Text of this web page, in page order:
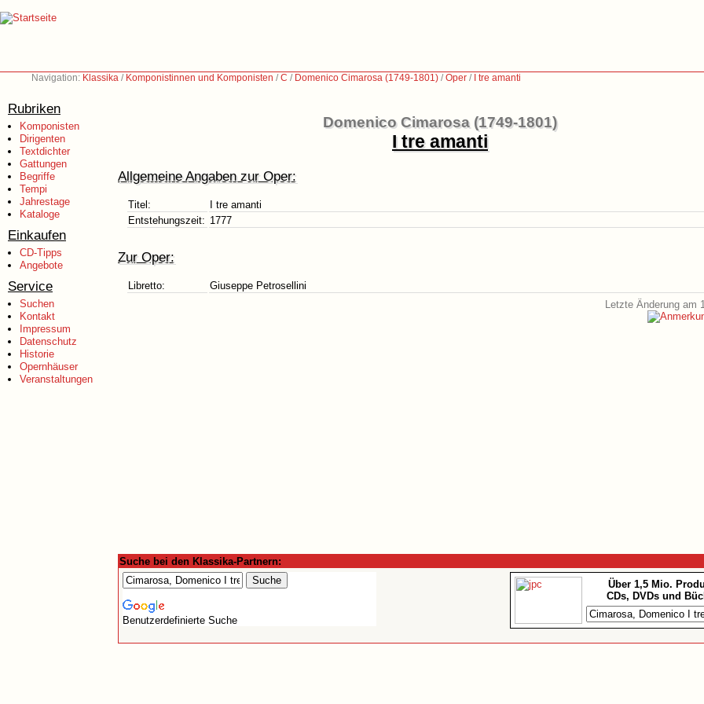
Navigation: Klassika / Komponistinnen und Komponisten /C / Domenico Cimarosa (1749-1801) /Oper / I tre amanti
Rubriken
Komponisten
Dirigenten
Textdichter
Gattungen
Begriffe
Tempi
Jahrestage
Kataloge
Einkaufen
CD-Tipps
Angebote
Service
Suchen
Kontakt
Impressum
Datenschutz
Historie
Opernhäuser
Veranstaltungen
Domenico Cimarosa (1749-1801)
I tre amanti
Allgemeine Angaben zur Oper:
Titel:
I tre amanti
Entstehungszeit: 1777
Zur Oper:
Libretto:
Giuseppe Petrosellini
Letzte Änderung am
Suche bei den Klassika-Partnern:
Benutzerdefinierte Suche
Über 1,5 Mio.
CDs, DVDs und